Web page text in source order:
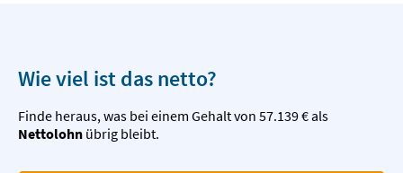
Wie viel ist das netto?
Finde heraus, was bei einem Gehalt von 57.139 € als
Nettolohn übrig bleibt.